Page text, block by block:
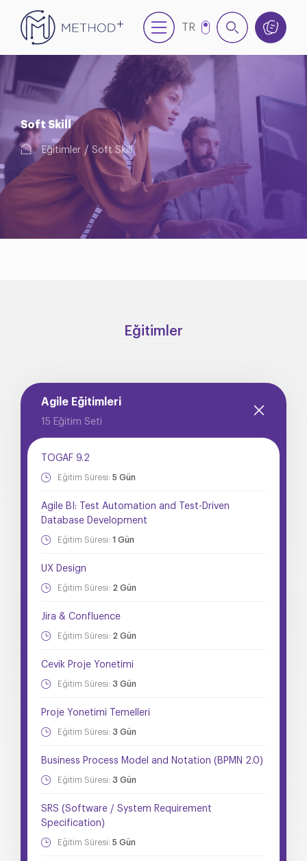
TR
Soft Skill
Eğitimler Soft Skill
Eğitimler
Agile Eğitimleri
15 Eğitim Seti
TOGAF 9.2
Eğitim Süresi: 5 Gün
Agile BI: Test Automation and Test-Driven
Database Development
Eğitim Süresi: 1 Gün
UX Design
Eğitim Süresi: 2 Gün
Jira & Confluence
Eğitim Süresi: 2 Gün
Cevik Proje Yonetimi
Eğitim Süresi: 3 Gün
Proje Yonetimi Temelleri
Eğitim Süresi: 3 Gün
Business Process Model and Notation (BPMN 2.0)
Eğitim Süresi: 3 Gün
SRS (Software / System Requirement
Specification)
Eğitim Süresi: 5 Gün